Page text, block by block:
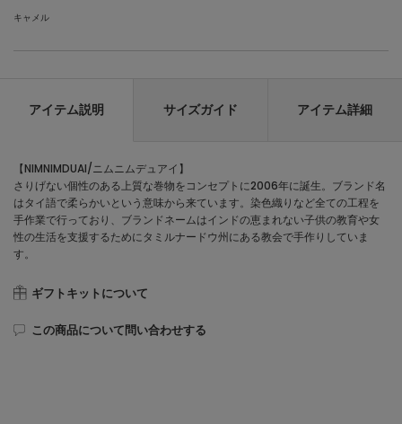
キャメル
アイテム説明 サイズガイド アイテム詳細
【NIMNIMDUAI/ニムニムデュアイ】
さりげない個性のある上質な巻物をコンセプトに2006年に誕生。ブランド名
はタイ語で柔らかいという意味から来ています。染色織りなど全ての工程を
手作業で行っており、ブランドネームはインドの恵まれない子供の教育や女
性の生活を支援するためにタミルナードウ州にある教会で手作りしていま
す。
ギフトキットについて
この商品について問い合わせする